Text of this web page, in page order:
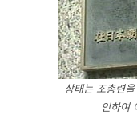
상태는 조총련
인하여